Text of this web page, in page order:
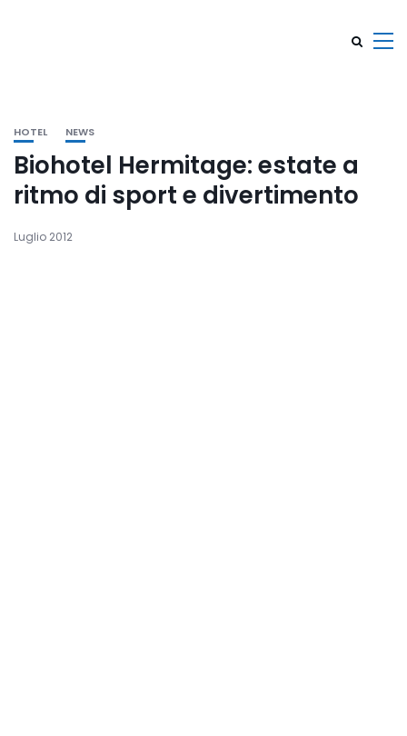
HOTEL NEWS
Biohotel Hermitage: estate a
ritmo di sport e divertimento
Luglio 2012